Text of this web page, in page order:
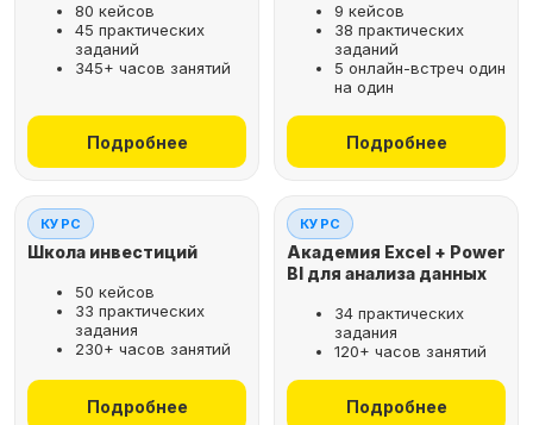
80 кейсов
45 практических
заданий
345+ часов занятий
Подробнее
9 кейсов
38 практических
заданий
5 онлайн-встреч один
на один
Подробнее
КУРС
Школа инвестиций
50 кейсов
33 практических
задания
230+ часов занятий
Подробнее
КУРС
Академия Excel + Power
BI для анализа данных
34 практических
задания
120+ часов занятий
Подробнее